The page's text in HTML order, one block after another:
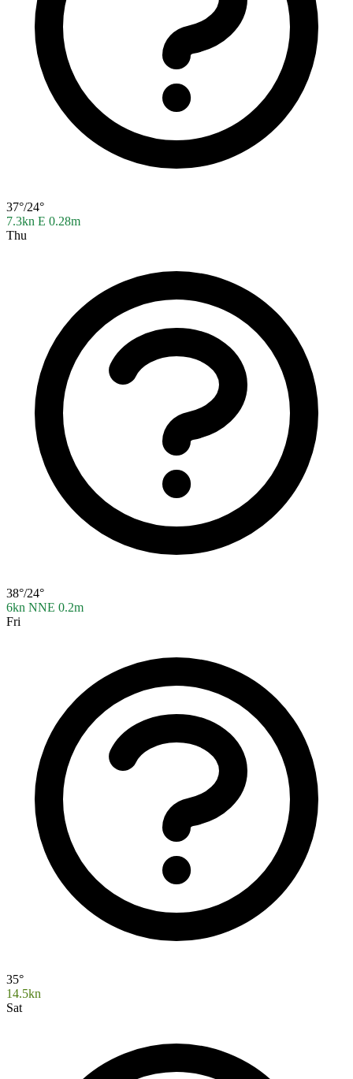
37°/24°
7.3kn E 0.28m
Thu
38°/24°
6kn NNE 0.2m
Fri
35°
14.5kn
Sat